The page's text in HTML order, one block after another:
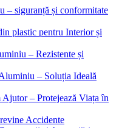
– siguranță și conformitate
plastic pentru Interior și
– Rezistente și
– Soluția Ideală
– Protejează Viața în
Accidente